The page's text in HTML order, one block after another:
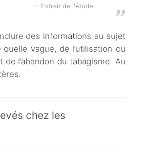
Extrait de l'étude
des informations au sujet
vague, de l’utilisation ou
l’abandon du tabagisme. Au
chez les